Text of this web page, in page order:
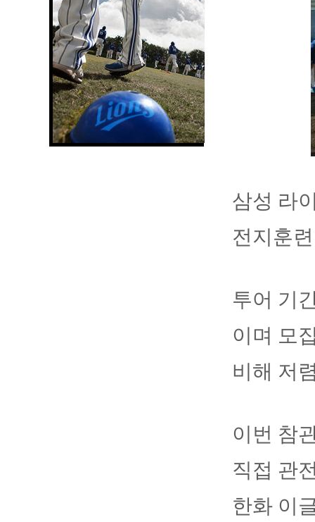
삼성 라
전지훈
투어 기
이며 모
비해 저
이번 참
직접 관
한화 이